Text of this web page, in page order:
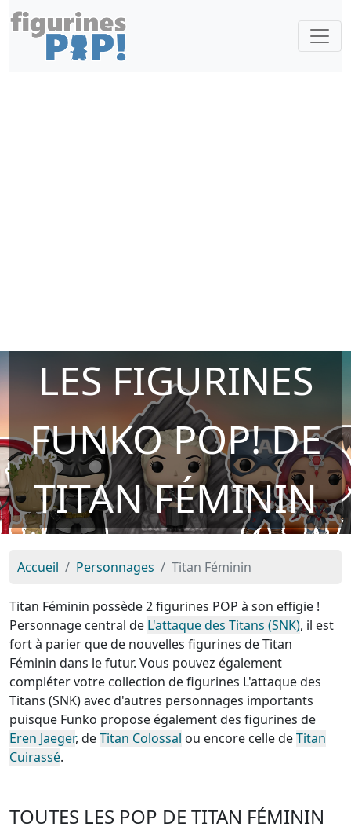
LES FIGURINES
FUNKO POP! DE
TITAN FÉMININ
Accueil Personnages Titan Féminin
Titan Féminin possède 2 figurines POP à son effigie !
Personnage central de L'attaque des Titans (SNK), il est
fort à parier que de nouvelles figurines de Titan
Féminin dans le futur. Vous pouvez également
compléter votre collection de figurines L'attaque des
Titans (SNK) avec d'autres personnages importants
puisque Funko propose également des figurines de
Eren Jaeger, deTitan Colossal ou encore celle deTitan
Cuirassé.
TOUTES LES POP DE TITAN FÉMININ